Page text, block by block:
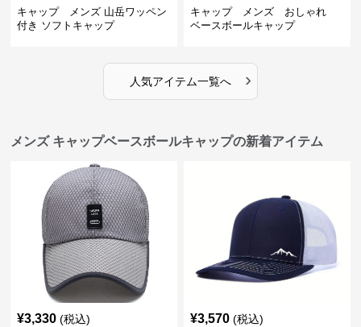
キャップ メンズ 山岳ワッペン
付き ソフトキャップ
キャップ メンズ おしゃれ
ベースボールキャップ
人気アイテム一覧へ ›
メンズ キャップベースボールキャップの新着アイテム
¥3,330 (税込) ¥3,570 (税込)